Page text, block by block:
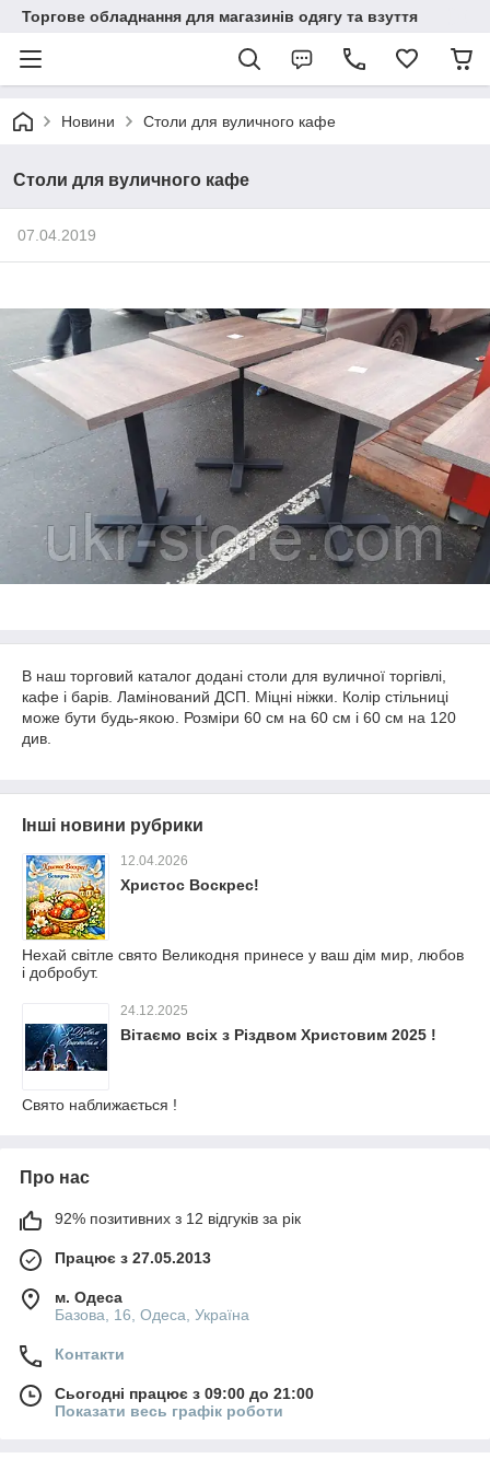
Торгове обладнання для магазинів одягу та взуття
Новини Столи для вуличного кафе
Столи для вуличного кафе
07.04.2019
В наш торговий каталог додані столи для вуличної торгівлі,
кафе і барів. Ламінований ДСП. Міцні ніжки. Колір стільниці
може бути будь-якою. Розміри 60 см на 60 см і 60 см на 120
див.
Інші новини рубрики
12.04.2026
Христос Воскрес!
Нехай світле свято Великодня принесе у ваш дім мир, любов
і добробут.
24.12.2025
Вітаємо всіх з Різдвом Христовим 2025 !
Свято наближається !
Про нас
92% позитивних з 12 відгуків за рік
Працює з 27.05.2013
м. Одеса
Базова, 16, Одеса, Україна
Контакти
Сьогодні працює з 09:00 до 21:00
Показати весь графік роботи